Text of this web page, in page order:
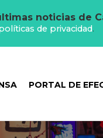
noticias de
de privacidad.
PORTAL DE